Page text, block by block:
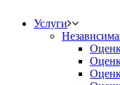
Услуги